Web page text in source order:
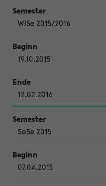
WiSe 2015/2016
19.10.2015
12.02.2016
SoSe 2015
07.04.2015